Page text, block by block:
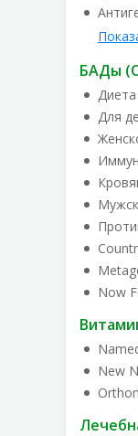
БАДы
Диета
Для
Now
New